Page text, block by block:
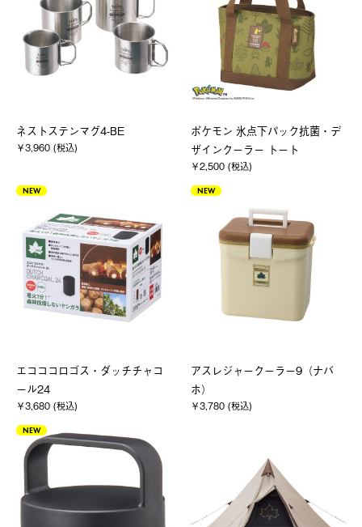
ネストステンマグ4-BE
￥3,960 (税込)
ポケモン 氷点下パック抗菌・デ
ザインクーラー トート
￥2,500 (税込)
NEW
エコココロゴス・ダッチチャコ
ール24
￥3,680 (税込)
NEW
アスレジャークーラー9（ナバ
ホ）
￥3,780 (税込)
NEW